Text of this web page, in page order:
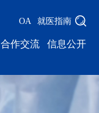
OA 就医指南
合作交流 信息公开